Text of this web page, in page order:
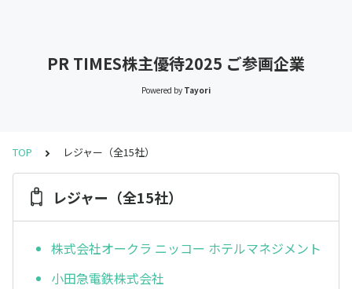
PR TIMES株主優待2025 ご参画企業
Powered by Tayori
TOP レジャー（全15社）
レジャー（全15社）
株式会社オークラ ニッコー ホテルマネジメント
小田急電鉄株式会社